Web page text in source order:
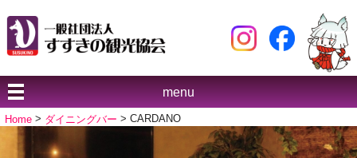
menu
Home > ダイニングバー > CARDANO